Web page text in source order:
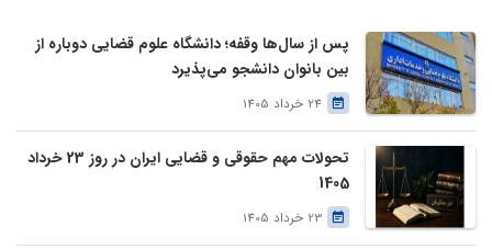
پس از سال‌ها وقفه؛ دانشگاه علوم قضایی دوباره از
بین بانوان دانشجو می‌پذیرد
24 خرداد 1405
تحولات مهم حقوقی و قضایی ایران در روز 23 خرداد
1405
23 خرداد 1405